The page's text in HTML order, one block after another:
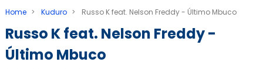
Home > Kuduro > Russo K feat. Nelson Freddy - Último Mbuco
Russo K feat. Nelson Freddy -
Último Mbuco